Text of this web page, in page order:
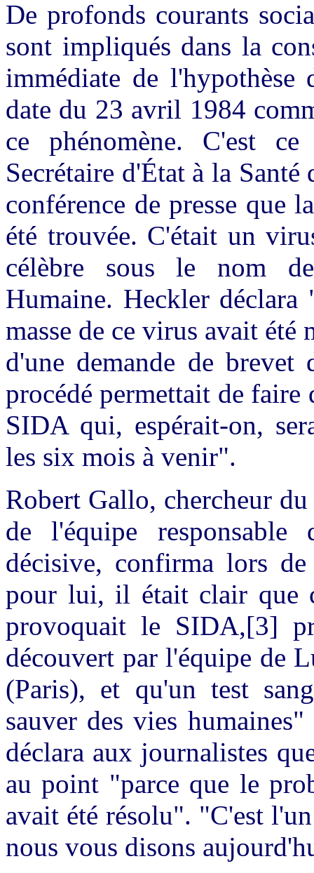
De profonds courants
sont impliqués dans la
immédiate de
date du 23 avril 1984
ce phénomène. C'est
Secrétaire d'État à la
conférence de presse que
été trouvée. C'était un
célèbre sous le nom
Humaine. Heckler
masse de ce virus avait
d'une demande de
procédé permettait de faire
SIDA qui, espérait-on,
les six mois à venir".
Robert Gallo, chercheur
de l'équipe responsable
décisive, confirma lors de
pour lui, il était clair que
provoquait le SIDA,[3]
découvert par l'équipe de
(Paris), et qu'un test
sauver des vies
déclara aux journalistes
au point "parce que le
avait été résolu". "C'est
nous vous disons